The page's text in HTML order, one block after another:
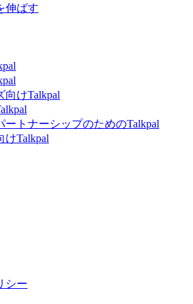
伸ばす
向けTalkpal
ートナーシップのためのTalkpal
けTalkpal
シー